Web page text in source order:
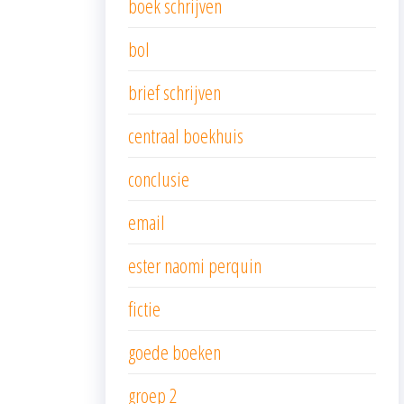
boek schrijven
bol
brief schrijven
centraal boekhuis
conclusie
email
ester naomi perquin
fictie
goede boeken
groep 2